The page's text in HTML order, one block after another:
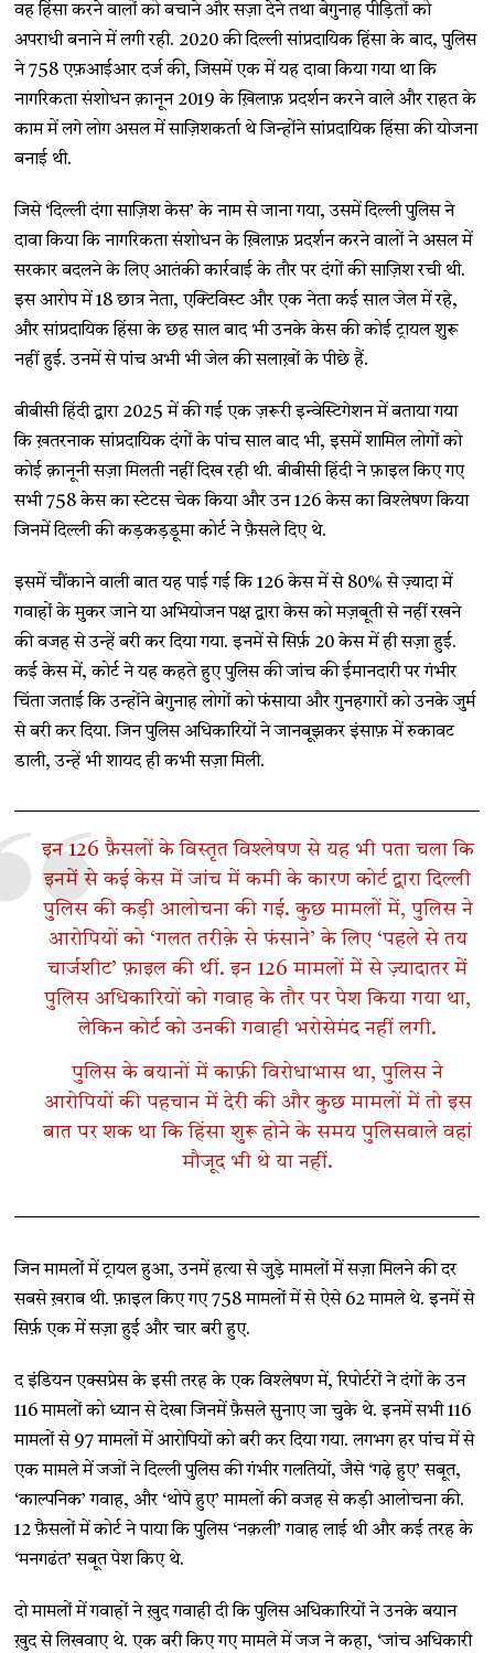
वह हिंसा करने वालों को बचाने और सज़ा देने तथा बेगुनाह पीड़ितों को
अपराधी बनाने में लगी रही. 2020 की दिल्ली सांप्रदायिक हिंसा के बाद, पुलिस
ने 758 एफ़आईआर दर्ज की, जिसमें एक में यह दावा किया गया था कि
नागरिकता संशोधन क़ानून 2019 के ख़िलाफ़ प्रदर्शन करने वाले और राहत के
काम में लगे लोग असल में साज़िशकर्ता थे जिन्होंने सांप्रदायिक हिंसा की योजना
बनाई थी.
जिसे ‘दिल्ली दंगा साज़िश केस’ के नाम से जाना गया, उसमें दिल्ली पुलिस ने
दावा किया कि नागरिकता संशोधन के ख़िलाफ़ प्रदर्शन करने वालों ने असल में
सरकार बदलने के लिए आतंकी कार्रवाई के तौर पर दंगों की साज़िश रची थी.
इस आरोप में 18 छात्र नेता, एक्टिविस्ट और एक नेता कई साल जेल में रहे,
और सांप्रदायिक हिंसा के छह साल बाद भी उनके केस की कोई ट्रायल शुरू
नहीं हुई. उनमें से पांंच अभी भी जेल की सलाख़ों के पीछे हैं.
बीबीसी हिंदी द्वारा 2025 में की गई एक ज़रूरी इन्वेस्टिगेशन में बताया गया
कि ख़तरनाक सांप्रदायिक दंगों के पांंच साल बाद भी, इसमें शामिल लोगों को
कोई क़ानूनी सज़ा मिलती नहीं दिख रही थी. बीबीसी हिंदी ने फ़ाइल किए गए
सभी 758 केस का स्टेटस चेक किया और उन 126 केस का विश्लेषण किया
जिनमें दिल्ली की कड़कड़डूमा कोर्ट ने फ़ैसले दिए थे.
इसमें चौंकाने वाली बात यह पाई गई कि 126 केस में से 80% से ज़्यादा में
गवाहों के मुकर जाने या अभियोजन पक्ष द्वारा केस को मज़बूती से नहीं रखने
की वजह से उन्हें बरी कर दिया गया. इनमें से सिर्फ़ 20 केस में ही सज़ा हुई.
कई केस में, कोर्ट ने यह कहते हुए पुलिस की जांच की ईमानदारी पर गंभीर
चिंता जताई कि उन्होंने बेगुनाह लोगों को फंसाया और गुनहगारों को उनके जुर्म
से बरी कर दिया. जिन पुलिस अधिकारियों ने जानबूझकर इंसाफ़ में रुकावट
डाली, उन्हें भी शायद ही कभी सज़ा मिली.
इन 126 फ़ैसलों के विस्तृत विश्लेषण से यह भी पता चला कि
इनमें से कई केस में जांच में कमी के कारण कोर्ट द्वारा दिल्ली
पुलिस की कड़ी आलोचना की गई. कुछ मामलों में, पुलिस ने
आरोपियों को ‘गलत तरीक़े से फंसाने’ के लिए ‘पहले से तय
चार्जशीट’ फ़ाइल की थीं. इन 126 मामलों में से ज़्यादातर में
पुलिस अधिकारियों को गवाह के तौर पर पेश किया गया था,
लेकिन कोर्ट को उनकी गवाही भरोसेमंद नहीं लगी.
पुलिस के बयानों में काफ़ी विरोधाभास था, पुलिस ने
आरोपियों की पहचान में देरी की और कुछ मामलों में तो इस
बात पर शक था कि हिंसा शुरू होने के समय पुलिसवाले वहां
मौजूद भी थे या नहीं.
जिन मामलों में ट्रायल हुआ, उनमें हत्या से जुड़े मामलों में सज़ा मिलने की दर
सबसे ख़राब थी. फ़ाइल किए गए 758 मामलों में से ऐसे 62 मामले थे. इनमें से
सिर्फ़ एक में सज़ा हुई और चार बरी हुए.
द इंडियन एक्सप्रेस के इसी तरह के एक विश्लेषण में, रिपोर्टरों ने दंगों के उन
116 मामलों को ध्यान से देखा जिनमें फ़ैसले सुनाए जा चुके थे. इनमें सभी 116
मामलों से 97 मामलों में आरोपियों को बरी कर दिया गया. लगभग हर पांंच में से
एक मामले में जजों ने दिल्ली पुलिस की गंभीर गलतियों, जैसे ‘गढ़े हुए’ सबूत,
‘काल्पनिक’ गवाह, और ‘थोपे हुए’ मामलों की वजह से कड़ी आलोचना की.
12 फ़ैसलों में कोर्ट ने पाया कि पुलिस ‘नक़ली’ गवाह लाई थी और कई तरह के
‘मनगढंत’ सबूत पेश किए थे.
दो मामलों में गवाहों ने ख़ुद गवाही दी कि पुलिस अधिकारियों ने उनके बयान
ख़ुद से लिखवाए थे. एक बरी किए गए मामले में जज ने कहा, ‘जांच अधिकारी